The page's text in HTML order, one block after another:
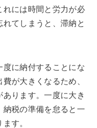
れには時間と労力が必
てしまうと、滞納と
に納付することにな
が大きくなるため、
ります。一度に大き
納税の準備を怠ると一
す。